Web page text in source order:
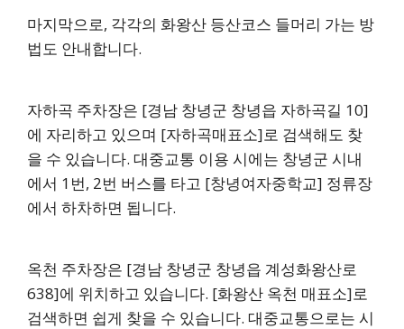
마지막으로, 각각의 화왕산 등산코스 들머리 가는 방
법도 안내합니다.
자하곡 주차장은 [경남 창녕군 창녕읍 자하곡길 10]
에 자리하고 있으며 [자하곡매표소]로 검색해도 찾
을 수 있습니다. 대중교통 이용 시에는 창녕군 시내
에서 1번, 2번 버스를 타고 [창녕여자중학교] 정류장
에서 하차하면 됩니다.
옥천 주차장은 [경남 창녕군 창녕읍 계성화왕산로
638]에 위치하고 있습니다. [화왕산 옥천 매표소]로
검색하면 쉽게 찾을 수 있습니다. 대중교통으로는 시